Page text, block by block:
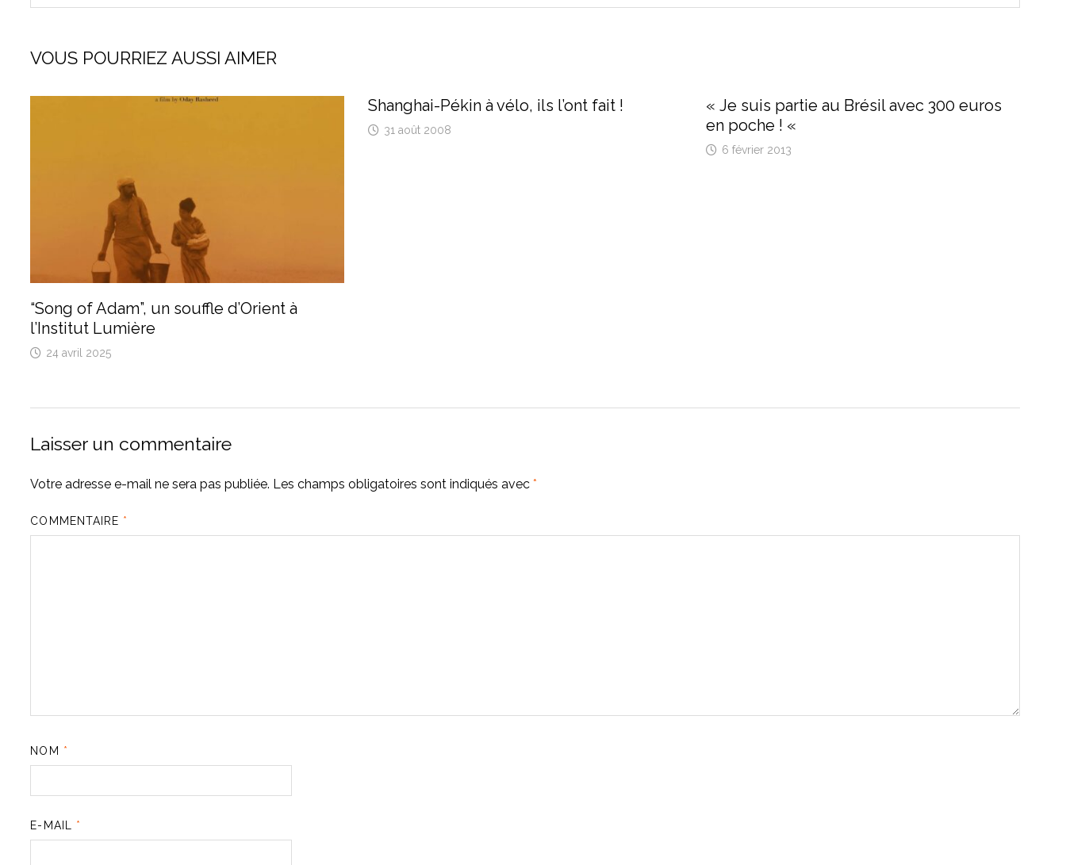
VOUS POURRIEZ AUSSI AIMER
“Song of Adam”, un souffle d’Orient à
l’Institut Lumière
24 avril 2025
Shanghai-Pékin à vélo, ils l’ont fait !
31 août 2008
« Je suis partie au Brésil avec 300 euros
en poche ! «
6 février 2013
Laisser un commentaire
Votre adresse e-mail ne sera pas publiée. Les champs obligatoires sont indiqués avec*
COMMENTAIRE *
NOM *
E-MAIL *